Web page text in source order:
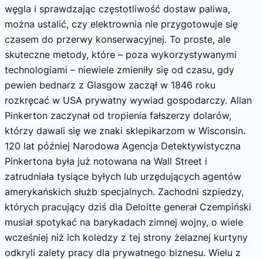
węgla i sprawdzając częstotliwość dostaw paliwa,
można ustalić, czy elektrownia nie przygotowuje się
czasem do przerwy konserwacyjnej. To proste, ale
skuteczne metody, które – poza wykorzystywanymi
technologiami – niewiele zmieniły się od czasu, gdy
pewien bednarz z Glasgow zaczął w 1846 roku
rozkręcać w USA prywatny wywiad gospodarczy. Allan
Pinkerton zaczynał od tropienia fałszerzy dolarów,
którzy dawali się we znaki sklepikarzom w Wisconsin.
120 lat później Narodowa Agencja Detektywistyczna
Pinkertona była już notowana na Wall Street i
zatrudniała tysiące byłych lub urzędujących agentów
amerykańskich służb specjalnych. Zachodni szpiedzy,
których pracujący dziś dla Deloitte generał Czempiński
musiał spotykać na barykadach zimnej wojny, o wiele
wcześniej niż ich koledzy z tej strony żelaznej kurtyny
odkryli zalety pracy dla prywatnego biznesu. Wielu z